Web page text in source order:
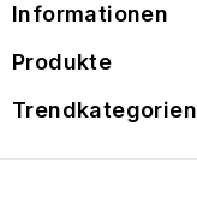
Informationen
Produkte
Trendkategorien